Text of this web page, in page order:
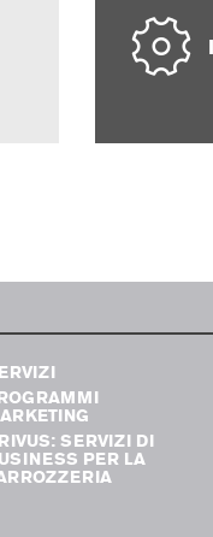
SERVIZI DI
PER LA